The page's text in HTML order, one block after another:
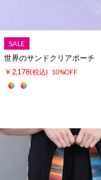
SALE
世界のサンドクリアポーチ
￥2,178(税込) 10%OFF